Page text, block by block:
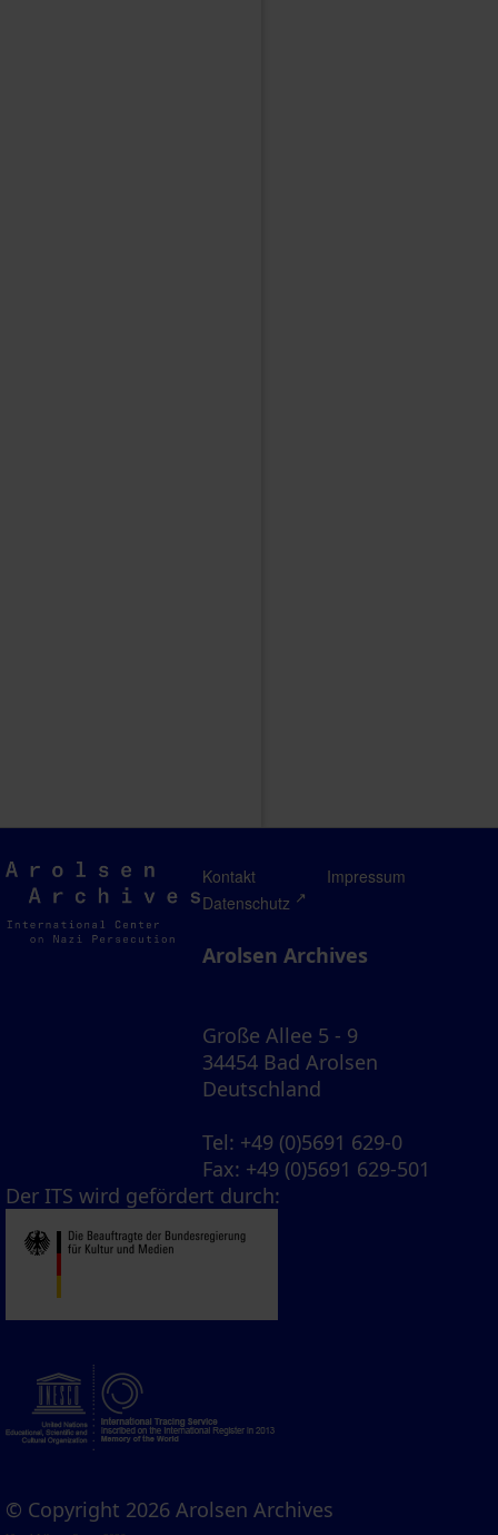
Arolsen
Archives
Kontakt
Impressum
Datenschutz
Arolsen Archives
Große Allee 5 - 9
34454 Bad Arolsen
Deutschland
Tel: +49 (0)5691 629-0
Fax: +49 (0)5691 629-501
Der ITS wird gefördert durch:
© Copyright 2026 Arolsen Archives